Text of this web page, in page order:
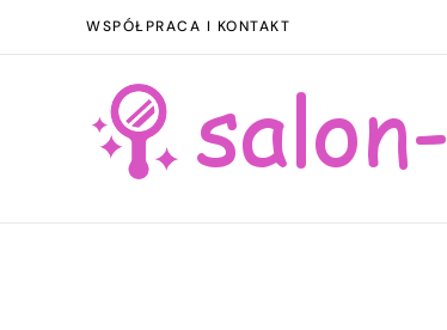
WSPÓŁPRACA I KONTAKT